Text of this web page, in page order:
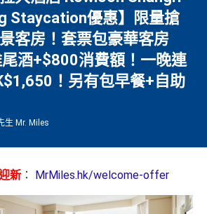
Staycation優惠】限量搶
客房！套票包豪華客房
酒+$800消費額！一晚連
！另有包早餐+自助
生 Mr. Miles
新： MrMiles.hk/welcome-offer